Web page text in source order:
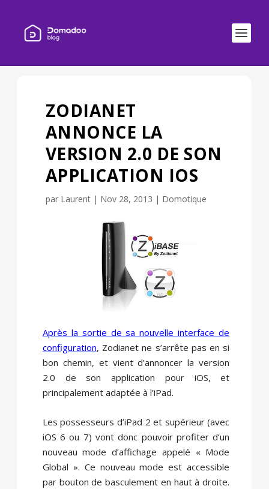
ZODIANET
ANNONCE LA
VERSION 2.0 DE SON
APPLICATION IOS
par Laurent| Nov 28, 2013 | Domotique
Après la sortie de sa nouvelle interface de
configuration, Zodianet ne s’arrête pas en si
bon chemin, et vient d’annoncer la version
2.0 de son application pour iOS, et
principalement adaptée à l’iPad.
Les possesseurs d’iPad 2 et supérieur (avec
iOS 6 ou 7) vont donc pouvoir profiter d’un
nouveau mode d’affichage appelé « Mode
Global ». Ce nouveau mode est accessible
par bouton de basculement en haut à droite.